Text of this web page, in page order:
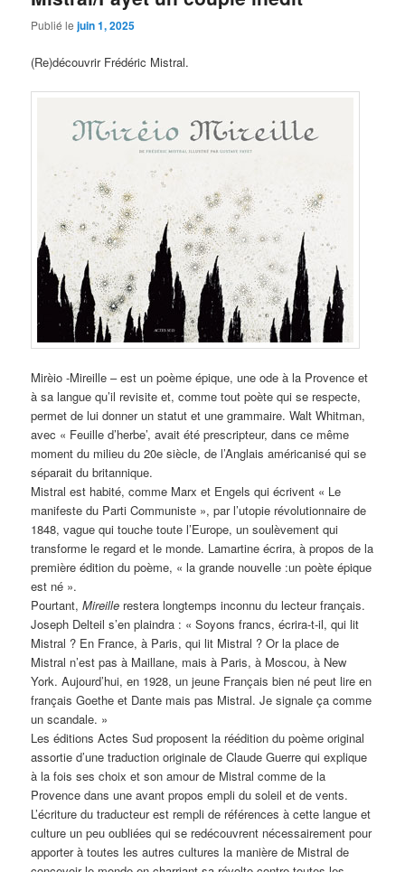
Publié lejuin 1, 2025
(Re)découvrir Frédéric Mistral.
Mirèio -Mireille – est un poème épique, une ode à la Provence et
à sa langue qu’il revisite et, comme tout poète qui se respecte,
permet de lui donner un statut et une grammaire. Walt Whitman,
avec « Feuille d’herbe’, avait été prescripteur, dans ce même
moment du milieu du 20e siècle, de l’Anglais américanisé qui se
séparait du britannique.
Mistral est habité, comme Marx et Engels qui écrivent « Le
manifeste du Parti Communiste », par l’utopie révolutionnaire de
1848, vague qui touche toute l’Europe, un soulèvement qui
transforme le regard et le monde. Lamartine écrira, à propos de la
première édition du poème, « la grande nouvelle :un poète épique
est né ».
Pourtant, Mireille restera longtemps inconnu du lecteur français.
Joseph Delteil s’en plaindra : « Soyons francs, écrira-t-il, qui lit
Mistral ? En France, à Paris, qui lit Mistral ? Or la place de
Mistral n’est pas à Maillane, mais à Paris, à Moscou, à New
York. Aujourd’hui, en 1928, un jeune Français bien né peut lire en
français Goethe et Dante mais pas Mistral. Je signale ça comme
un scandale. »
Les éditions Actes Sud proposent la réédition du poème original
assortie d’une traduction originale de Claude Guerre qui explique
à la fois ses choix et son amour de Mistral comme de la
Provence dans une avant propos empli du soleil et de vents.
L’écriture du traducteur est rempli de références à cette langue et
culture un peu oubliées qui se redécouvrent nécessairement pour
apporter à toutes les autres cultures la manière de Mistral de